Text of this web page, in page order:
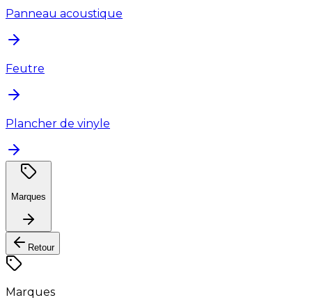
Panneau acoustique
Feutre
Plancher de vinyle
Marques
Retour
Marques